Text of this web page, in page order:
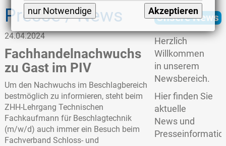
Presse / News
24.04.2024
Fachhandelnachwuchs
zu Gast im PIV
Um den Nachwuchs im Beschlagbereich
bestmöglich zu informieren, steht beim
ZHH-Lehrgang Technischen
Fachkaufmann für Beschlagtechnik
(m/w/d) auch immer ein Besuch beim
Fachverband Schloss- und
Unsere News
Herzlich
Willkommen
in unserem
Newsbereich.
Hier finden Sie
aktuelle
News und
Matomo:speichert anonymisiert
Informationen wie zum Beispiel
vielbesuchte Seiten, allgemeines
Surfverhalten, verwendete Browser
und regionales Interesse.
Akzeptieren
nur Notwendige